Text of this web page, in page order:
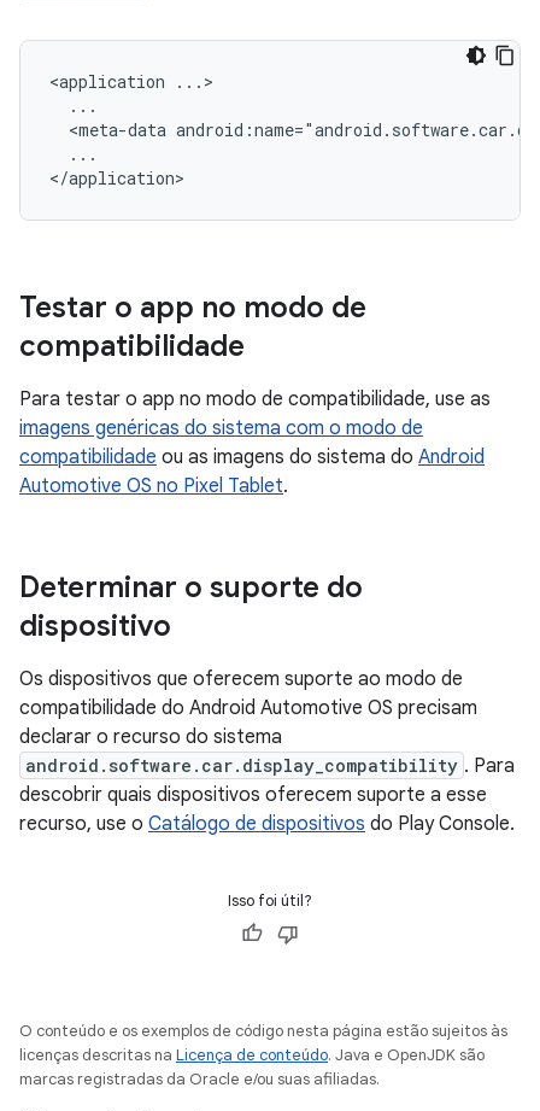
<application
<meta-data
...
Testar o app no modo de
compatibilidade
Para testar o app no modo de compatibilidade, use as
imagens genéricas do sistema com o modo de
compatibilidade ou as imagens do sistema do Android
Automotive OS no Pixel Tablet.
Determinar o suporte do
dispositivo
Os dispositivos que oferecem suporte ao modo de
compatibilidade do Android Automotive OS precisam
declarar o recurso do sistema
android.software.car.display_compatibility . Para
descobrir quais dispositivos oferecem suporte a esse
recurso, use o Catálogo de dispositivos do Play Console.
Isso foi útil?
O conteúdo e os exemplos de código nesta página estão sujeitos às
licenças descritas na Licença de conteúdo. Java e OpenJDK são
marcas registradas da Oracle e/ou suas afiliadas.